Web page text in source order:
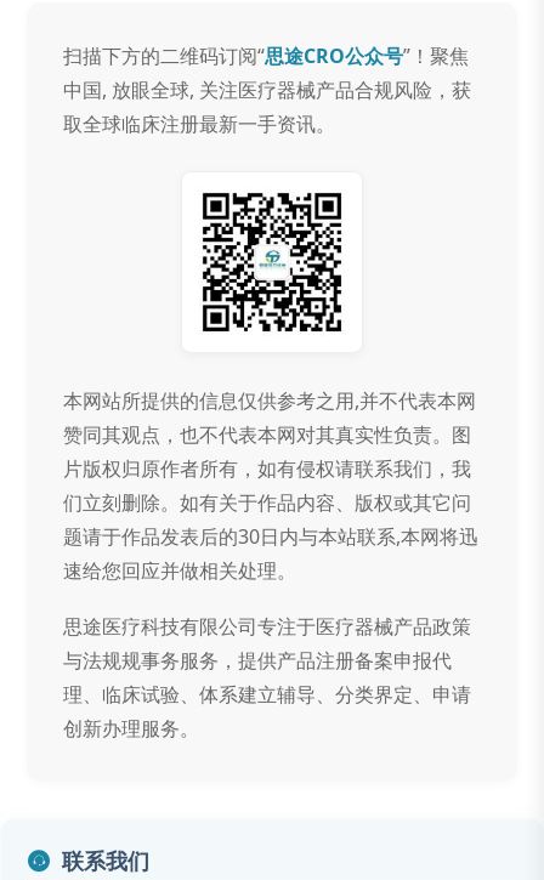
扫描下方的二维码订阅“思途CRO公众号”！聚焦
中国, 放眼全球, 关注医疗器械产品合规风险，获
取全球临床注册最新一手资讯。
本网站所提供的信息仅供参考之用,并不代表本网
赞同其观点，也不代表本网对其真实性负责。图
片版权归原作者所有，如有侵权请联系我们，我
们立刻删除。如有关于作品内容、版权或其它问
题请于作品发表后的30日内与本站联系,本网将迅
速给您回应并做相关处理。
思途医疗科技有限公司专注于医疗器械产品政策
与法规规事务服务，提供产品注册备案申报代
理、临床试验、体系建立辅导、分类界定、申请
创新办理服务。
联系我们